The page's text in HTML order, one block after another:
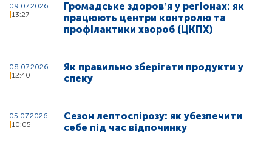
09.07.2026
13:27
Громадське здоровʼя у регіонах: як
працюють центри контролю та
профілактики хвороб (ЦКПХ)
08.07.2026
12:40
Як правильно зберігати продукти у
спеку
05.07.2026
10:05
Сезон лептоспірозу: як убезпечити
себе під час відпочинку